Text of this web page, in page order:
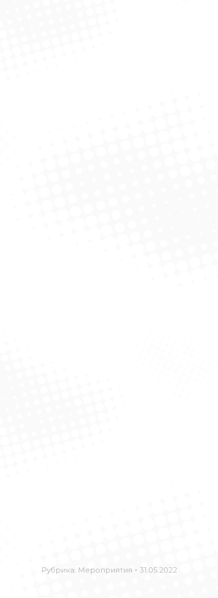
Рубрика: Мероприятия 31.05.2022